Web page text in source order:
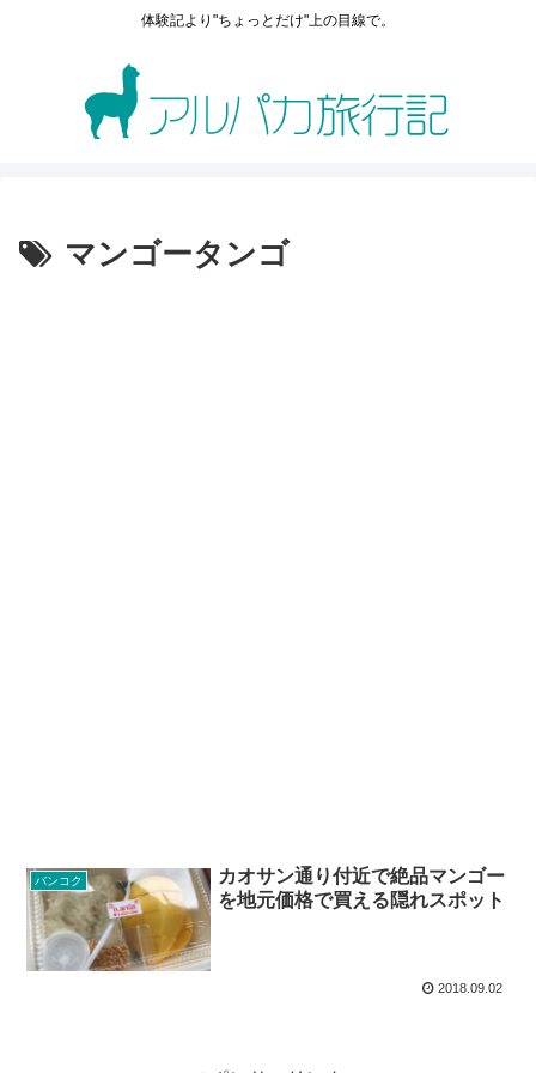
体験記より"ちょっとだけ"上の目線で。
マンゴータンゴ
バンコク
カオサン通り付近で絶品マンゴー
を地元価格で買える隠れスポット
2018.09.02